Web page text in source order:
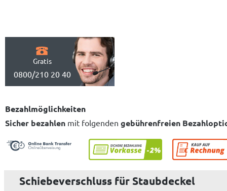
Gratis
0800/210 20 40
Bezahlmöglichkeiten
Sicher bezahlen mit folgenden gebührenfreien
Schiebeverschluss für Staubdeckel